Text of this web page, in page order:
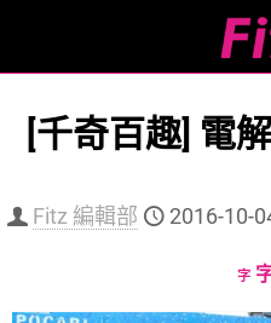
[千奇百趣] 電
Fitz 編輯部 2016-10-
字